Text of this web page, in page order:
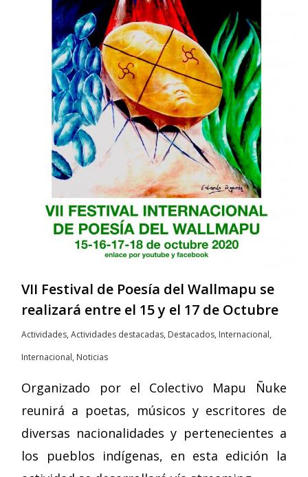
VII Festival de Poesía del Wallmapu se
realizará entre el 15 y el 17 de Octubre
Actividades,Actividades destacadas, Destacados, Internacional,
Internacional, Noticias
Organizado por el Colectivo Mapu Ñuke
reunirá a poetas, músicos y escritores de
diversas nacionalidades y pertenecientes a
los pueblos indígenas, en esta edición la